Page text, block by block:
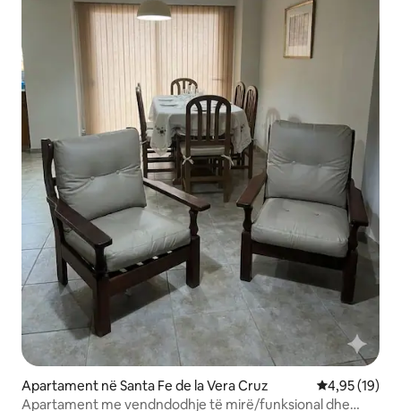
Apartament në Santa Fe de la Vera Cruz Vlerësimi
4,95 (19)
Apartament me vendndodhje të mirë/funksional dhe